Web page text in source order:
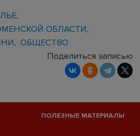
ОБЛАСТИ
ОБЩЕСТВО
Поделиться записью
ПОЛЕЗНЫЕ МАТЕРИАЛЫ